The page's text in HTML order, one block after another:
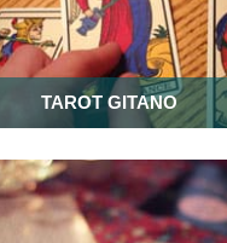
TAROT GITANO